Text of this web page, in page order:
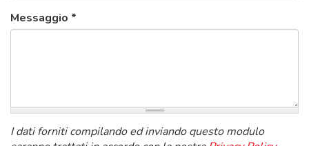
Messaggio *
I dati forniti compilando ed inviando questo modulo